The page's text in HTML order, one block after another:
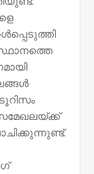
ടൂറിസം